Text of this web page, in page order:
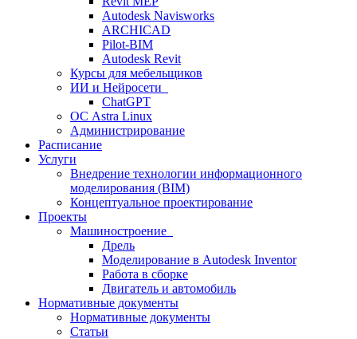
Autodesk Navisworks
ARCHICAD
Pilot-BIM
Autodesk Revit
Курсы для мебельщиков
ИИ и Нейросети
ChatGPT
ОС Astra Linux
Администрирование
Расписание
Услуги
Внедрение технологии информационного
моделирования (BIM)
Концептуальное проектирование
Проекты
Машиностроение
Дрель
Моделирование в Autodesk Inventor
Работа в сборке
Двигатель и автомобиль
Нормативные документы
Нормативные документы
Статьи